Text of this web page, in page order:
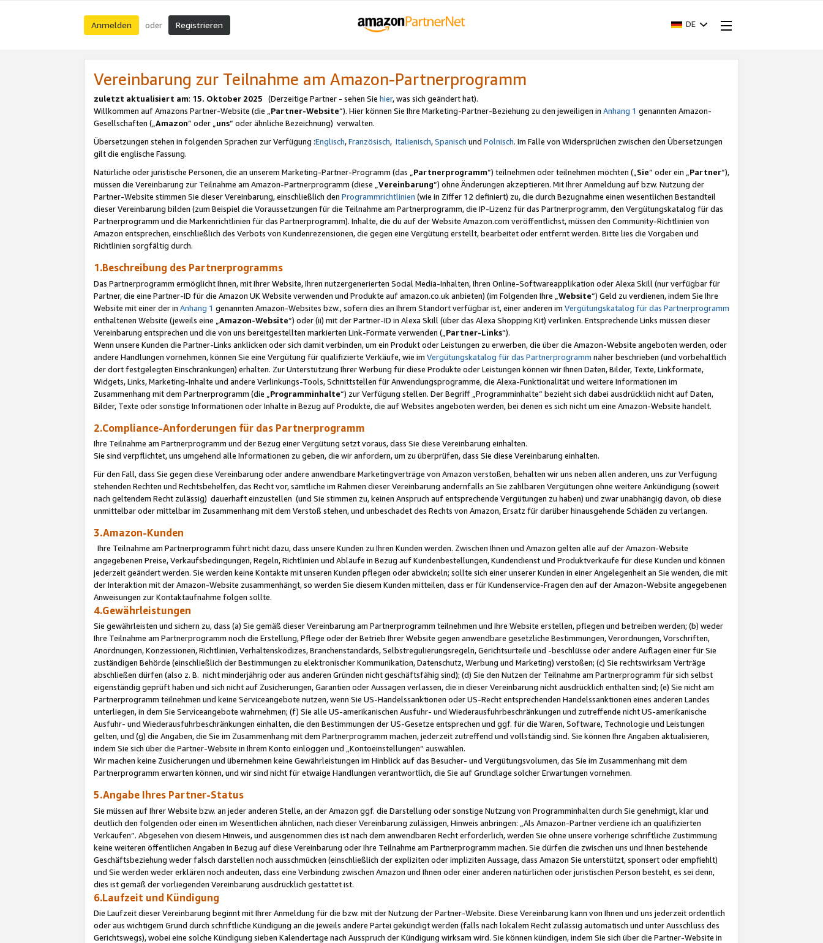
Anmelden oder Registrieren DE
Vereinbarung zur Teilnahme am Amazon-Partnerprogramm
zuletzt aktualisiert am: 15. Oktober 2025 (Derzeitige Partner - sehen Sie hier, was sich geändert hat).
Willkommen auf Amazons Partner-Website (die „Partner-Website“). Hier können Sie Ihre Marketing-Partner-Beziehung zu den jeweiligen in Anhang 1 genannten Amazon-
Gesellschaften („Amazon“ oder „uns“ oder ähnliche Bezeichnung) verwalten.
Übersetzungen stehen in folgenden Sprachen zur Verfügung :Englisch,Französisch, Italienisch,Spanisch und Polnisch. Im Falle von Widersprüchen zwischen den Übersetzungen
gilt die englische Fassung.
Natürliche oder juristische Personen, die an unserem Marketing-Partner-Programm (das „Partnerprogramm“) teilnehmen oder teilnehmen möchten („Sie“ oder ein „Partner“),
müssen die Vereinbarung zur Teilnahme am Amazon-Partnerprogramm (diese „Vereinbarung“) ohne Änderungen akzeptieren. Mit Ihrer Anmeldung auf bzw. Nutzung der
Partner-Website stimmen Sie dieser Vereinbarung, einschließlich den Programmrichtlinien (wie in Ziffer 12 definiert) zu, die durch Bezugnahme einen wesentlichen Bestandteil
dieser Vereinbarung bilden (zum Beispiel die Voraussetzungen für die Teilnahme am Partnerprogramm, die IP-Lizenz für das Partnerprogramm, den Vergütungskatalog für das
Partnerprogramm und die Markenrichtlinien für das Partnerprogramm). Inhalte, die du auf der Website Amazon.com veröffentlichst, müssen den Community-Richtlinien von
Amazon entsprechen, einschließlich des Verbots von Kundenrezensionen, die gegen eine Vergütung erstellt, bearbeitet oder entfernt werden. Bitte lies die Vorgaben und
Richtlinien sorgfältig durch.
1.Beschreibung des Partnerprogramms
Das Partnerprogramm ermöglicht Ihnen, mit Ihrer Website, Ihren nutzergenerierten Social Media-Inhalten, Ihren Online-Softwareapplikation oder Alexa Skill (nur verfügbar für
Partner, die eine Partner-ID für die Amazon UK Website verwenden und Produkte auf amazon.co.uk anbieten) (im Folgenden Ihre „ Website“) Geld zu verdienen, indem Sie Ihre
Website mit einer der in Anhang 1 genannten Amazon-Websites bzw., sofern dies an Ihrem Standort verfügbar ist, einer anderen im Vergütungskatalog für das Partnerprogramm
enthaltenen Website (jeweils eine „ Amazon-Website“) oder (ii) mit der Partner-ID in Alexa Skill (über das Alexa Shopping Kit) verlinken. Entsprechende Links müssen dieser
Vereinbarung entsprechen und die von uns bereitgestellten markierten Link-Formate verwenden („ Partner-Links“).
Wenn unsere Kunden die Partner-Links anklicken oder sich damit verbinden, um ein Produkt oder Leistungen zu erwerben, die über die Amazon-Website angeboten werden, oder
andere Handlungen vornehmen, können Sie eine Vergütung für qualifizierte Verkäufe, wie im Vergütungskatalog für das Partnerprogramm näher beschrieben (und vorbehaltlich
der dort festgelegten Einschränkungen) erhalten. Zur Unterstützung Ihrer Werbung für diese Produkte oder Leistungen können wir Ihnen Daten, Bilder, Texte, Linkformate,
Widgets, Links, Marketing-Inhalte und andere Verlinkungs-Tools, Schnittstellen für Anwendungsprogramme, die Alexa-Funktionalität und weitere Informationen im
Zusammenhang mit dem Partnerprogramm (die „ Programminhalte“) zur Verfügung stellen. Der Begriff „Programminhalte“ bezieht sich dabei ausdrücklich nicht auf Daten,
Bilder, Texte oder sonstige Informationen oder Inhalte in Bezug auf Produkte, die auf Websites angeboten werden, bei denen es sich nicht um eine Amazon-Website handelt.
2.Compliance-Anforderungen für das Partnerprogramm
Ihre Teilnahme am Partnerprogramm und der Bezug einer Vergütung setzt voraus, dass Sie diese Vereinbarung einhalten.
Sie sind verpflichtet, uns umgehend alle Informationen zu geben, die wir anfordern, um zu überprüfen, dass Sie diese Vereinbarung einhalten.
Für den Fall, dass Sie gegen diese Vereinbarung oder andere anwendbare Marketingverträge von Amazon verstoßen, behalten wir uns neben allen anderen, uns zur Verfügung
stehenden Rechten und Rechtsbehelfen, das Recht vor, sämtliche im Rahmen dieser Vereinbarung andernfalls an Sie zahlbaren Vergütungen ohne weitere Ankündigung (soweit
nach geltendem Recht zulässig) dauerhaft einzustellen (und Sie stimmen zu, keinen Anspruch auf entsprechende Vergütungen zu haben) und zwar unabhängig davon, ob diese
unmittelbar oder mittelbar im Zusammenhang mit dem Verstoß stehen, und unbeschadet des Rechts von Amazon, Ersatz für darüber hinausgehende Schäden zu verlangen.
3.Amazon-Kunden
Ihre Teilnahme am Partnerprogramm führt nicht dazu, dass unsere Kunden zu Ihren Kunden werden. Zwischen Ihnen und Amazon gelten alle auf der Amazon-Website
angegebenen Preise, Verkaufsbedingungen, Regeln, Richtlinien und Abläufe in Bezug auf Kundenbestellungen, Kundendienst und Produktverkäufe für diese Kunden und können
jederzeit geändert werden. Sie werden keine Kontakte mit unseren Kunden pflegen oder abwickeln; sollte sich einer unserer Kunden in einer Angelegenheit an Sie wenden, die mit
der Interaktion mit der Amazon-Website zusammenhängt, so werden Sie diesem Kunden mitteilen, dass er für Kundenservice-Fragen den auf der Amazon-Website angegebenen
Anweisungen zur Kontaktaufnahme folgen sollte.
4.Gewährleistungen
Sie gewährleisten und sichern zu, dass (a) Sie gemäß dieser Vereinbarung am Partnerprogramm teilnehmen und Ihre Website erstellen, pflegen und betreiben werden; (b) weder
Ihre Teilnahme am Partnerprogramm noch die Erstellung, Pflege oder der Betrieb Ihrer Website gegen anwendbare gesetzliche Bestimmungen, Verordnungen, Vorschriften,
Anordnungen, Konzessionen, Richtlinien, Verhaltenskodizes, Branchenstandards, Selbstregulierungsregeln, Gerichtsurteile und -beschlüsse oder andere Auflagen einer für Sie
zuständigen Behörde (einschließlich der Bestimmungen zu elektronischer Kommunikation, Datenschutz, Werbung und Marketing) verstoßen; (c) Sie rechtswirksam Verträge
abschließen dürfen (also z. B. nicht minderjährig oder aus anderen Gründen nicht geschäftsfähig sind); (d) Sie den Nutzen der Teilnahme am Partnerprogramm für sich selbst
eigenständig geprüft haben und sich nicht auf Zusicherungen, Garantien oder Aussagen verlassen, die in dieser Vereinbarung nicht ausdrücklich enthalten sind; (e) Sie nicht am
Partnerprogramm teilnehmen und keine Serviceangebote nutzen, wenn Sie US-Handelssanktionen oder US-Recht entsprechenden Handelssanktionen eines anderen Landes
unterliegen, in dem Sie Serviceangebote wahrnehmen; (f) Sie alle US-amerikanischen Ausfuhr- und Wiederausfuhrbeschränkungen und zutreffende nicht US-amerikanische
Ausfuhr- und Wiederausfuhrbeschränkungen einhalten, die den Bestimmungen der US-Gesetze entsprechen und ggf. für die Waren, Software, Technologie und Leistungen
gelten, und (g) die Angaben, die Sie im Zusammenhang mit dem Partnerprogramm machen, jederzeit zutreffend und vollständig sind. Sie können Ihre Angaben aktualisieren,
indem Sie sich über die Partner-Website in Ihrem Konto einloggen und „Kontoeinstellungen“ auswählen.
Wir machen keine Zusicherungen und übernehmen keine Gewährleistungen im Hinblick auf das Besucher- und Vergütungsvolumen, das Sie im Zusammenhang mit dem
Partnerprogramm erwarten können, und wir sind nicht für etwaige Handlungen verantwortlich, die Sie auf Grundlage solcher Erwartungen vornehmen.
5.Angabe Ihres Partner-Status
Sie müssen auf Ihrer Website bzw. an jeder anderen Stelle, an der Amazon ggf. die Darstellung oder sonstige Nutzung von Programminhalten durch Sie genehmigt, klar und
deutlich den folgenden oder einen im Wesentlichen ähnlichen, nach dieser Vereinbarung zulässigen, Hinweis anbringen: „Als Amazon-Partner verdiene ich an qualifizierten
Verkäufen“. Abgesehen von diesem Hinweis, und ausgenommen dies ist nach dem anwendbaren Recht erforderlich, werden Sie ohne unsere vorherige schriftliche Zustimmung
keine weiteren öffentlichen Angaben in Bezug auf diese Vereinbarung oder Ihre Teilnahme am Partnerprogramm machen. Sie dürfen die zwischen uns und Ihnen bestehende
Geschäftsbeziehung weder falsch darstellen noch ausschmücken (einschließlich der expliziten oder impliziten Aussage, dass Amazon Sie unterstützt, sponsert oder empfiehlt)
und Sie werden weder erklären noch andeuten, dass eine Verbindung zwischen Amazon und Ihnen oder einer anderen natürlichen oder juristischen Person besteht, es sei denn,
dies ist gemäß der vorliegenden Vereinbarung ausdrücklich gestattet ist.
6.Laufzeit und Kündigung
Die Laufzeit dieser Vereinbarung beginnt mit Ihrer Anmeldung für die bzw. mit der Nutzung der Partner-Website. Diese Vereinbarung kann von Ihnen und uns jederzeit ordentlich
oder aus wichtigem Grund durch schriftliche Kündigung an die jeweils andere Partei gekündigt werden (falls nach lokalem Recht zulässig automatisch und unter Ausschluss des
Gerichtswegs), wobei eine solche Kündigung sieben Kalendertage nach Ausspruch der Kündigung wirksam wird. Sie können kündigen, indem Sie sich über die Partner-Website in